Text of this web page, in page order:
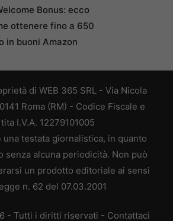
Bonus: ecco
ottenere fino a 650
in buoni Amazon
di WEB 365 SRL - Via Nicola
Roma (RM) - Codice Fiscale e
I.V.A. 12279101005
testata giornalistica, in quanto
senza alcuna periodicità. Non può
un prodotto editoriale ai sensi
n. 62 del 07.03.2001
- Tutti i diritti riservati - Contattaci